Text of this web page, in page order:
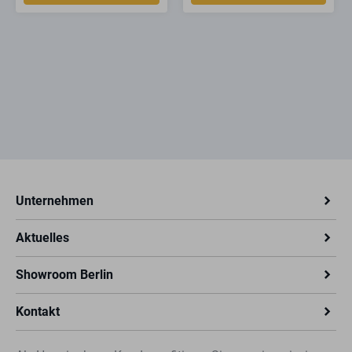
für Handmelder bis 90 x 90 mm
Befestigungsmaterial
9 V-Blockbatterie (bei Alarmierung)
Unternehmen
Aktuelles
Showroom Berlin
Kontakt